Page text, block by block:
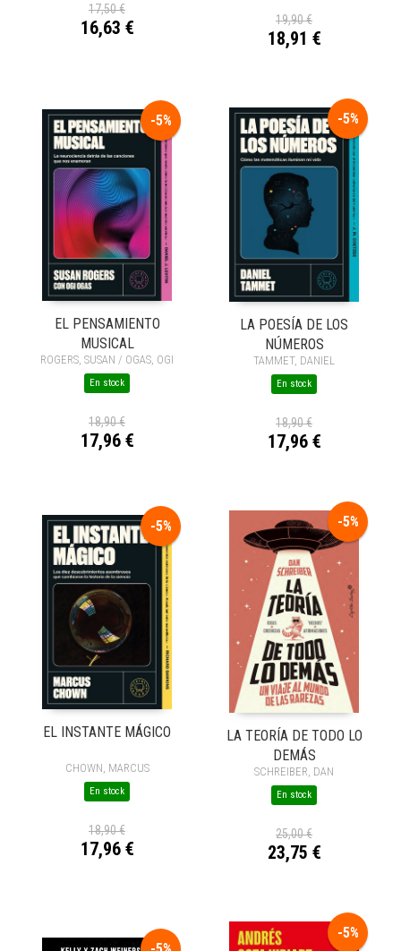
17,50 €
16,63 € 19,90 €
18,91 €
-5%
EL PENSAMIENTO
MUSICAL
ROGERS, SUSAN / OGAS, OGI
En stock
18,90 €
17,96 €
-5%
LA POESÍA DE LOS
NÚMEROS
TAMMET, DANIEL
En stock
18,90 €
17,96 €
-5%
EL INSTANTE MÁGICO
CHOWN, MARCUS
En stock
18,90 €
17,96 €
-5%
LA TEORÍA DE TODO LO
DEMÁS
SCHREIBER, DAN
En stock
25,00 €
23,75 €
-5%